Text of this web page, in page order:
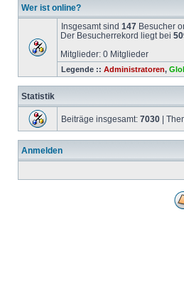
Wer ist online?
Insgesamt sind 147 Besucher
Der Besucherrekord liegt bei
Mitglieder: 0 Mitglieder
Legende :: Administratoren,
Statistik
Beiträge insgesamt: 7030 |
Anmelden